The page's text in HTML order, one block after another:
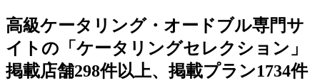
高級ケータリング・オードブル専門サ
イトの「ケータリングセレクション」
掲載店舗298件以上、掲載プラン1734件